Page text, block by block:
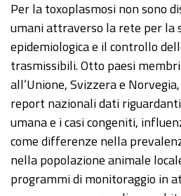
Per la toxoplasmosi non sono
umani attraverso la rete per la
epidemiologica e il controllo
trasmissibili. Otto paesi
all’Unione, Svizzera e
report nazionali dati
umana e i casi congeniti,
come differenze nella
nella popolazione animale
programmi di monitoraggio in